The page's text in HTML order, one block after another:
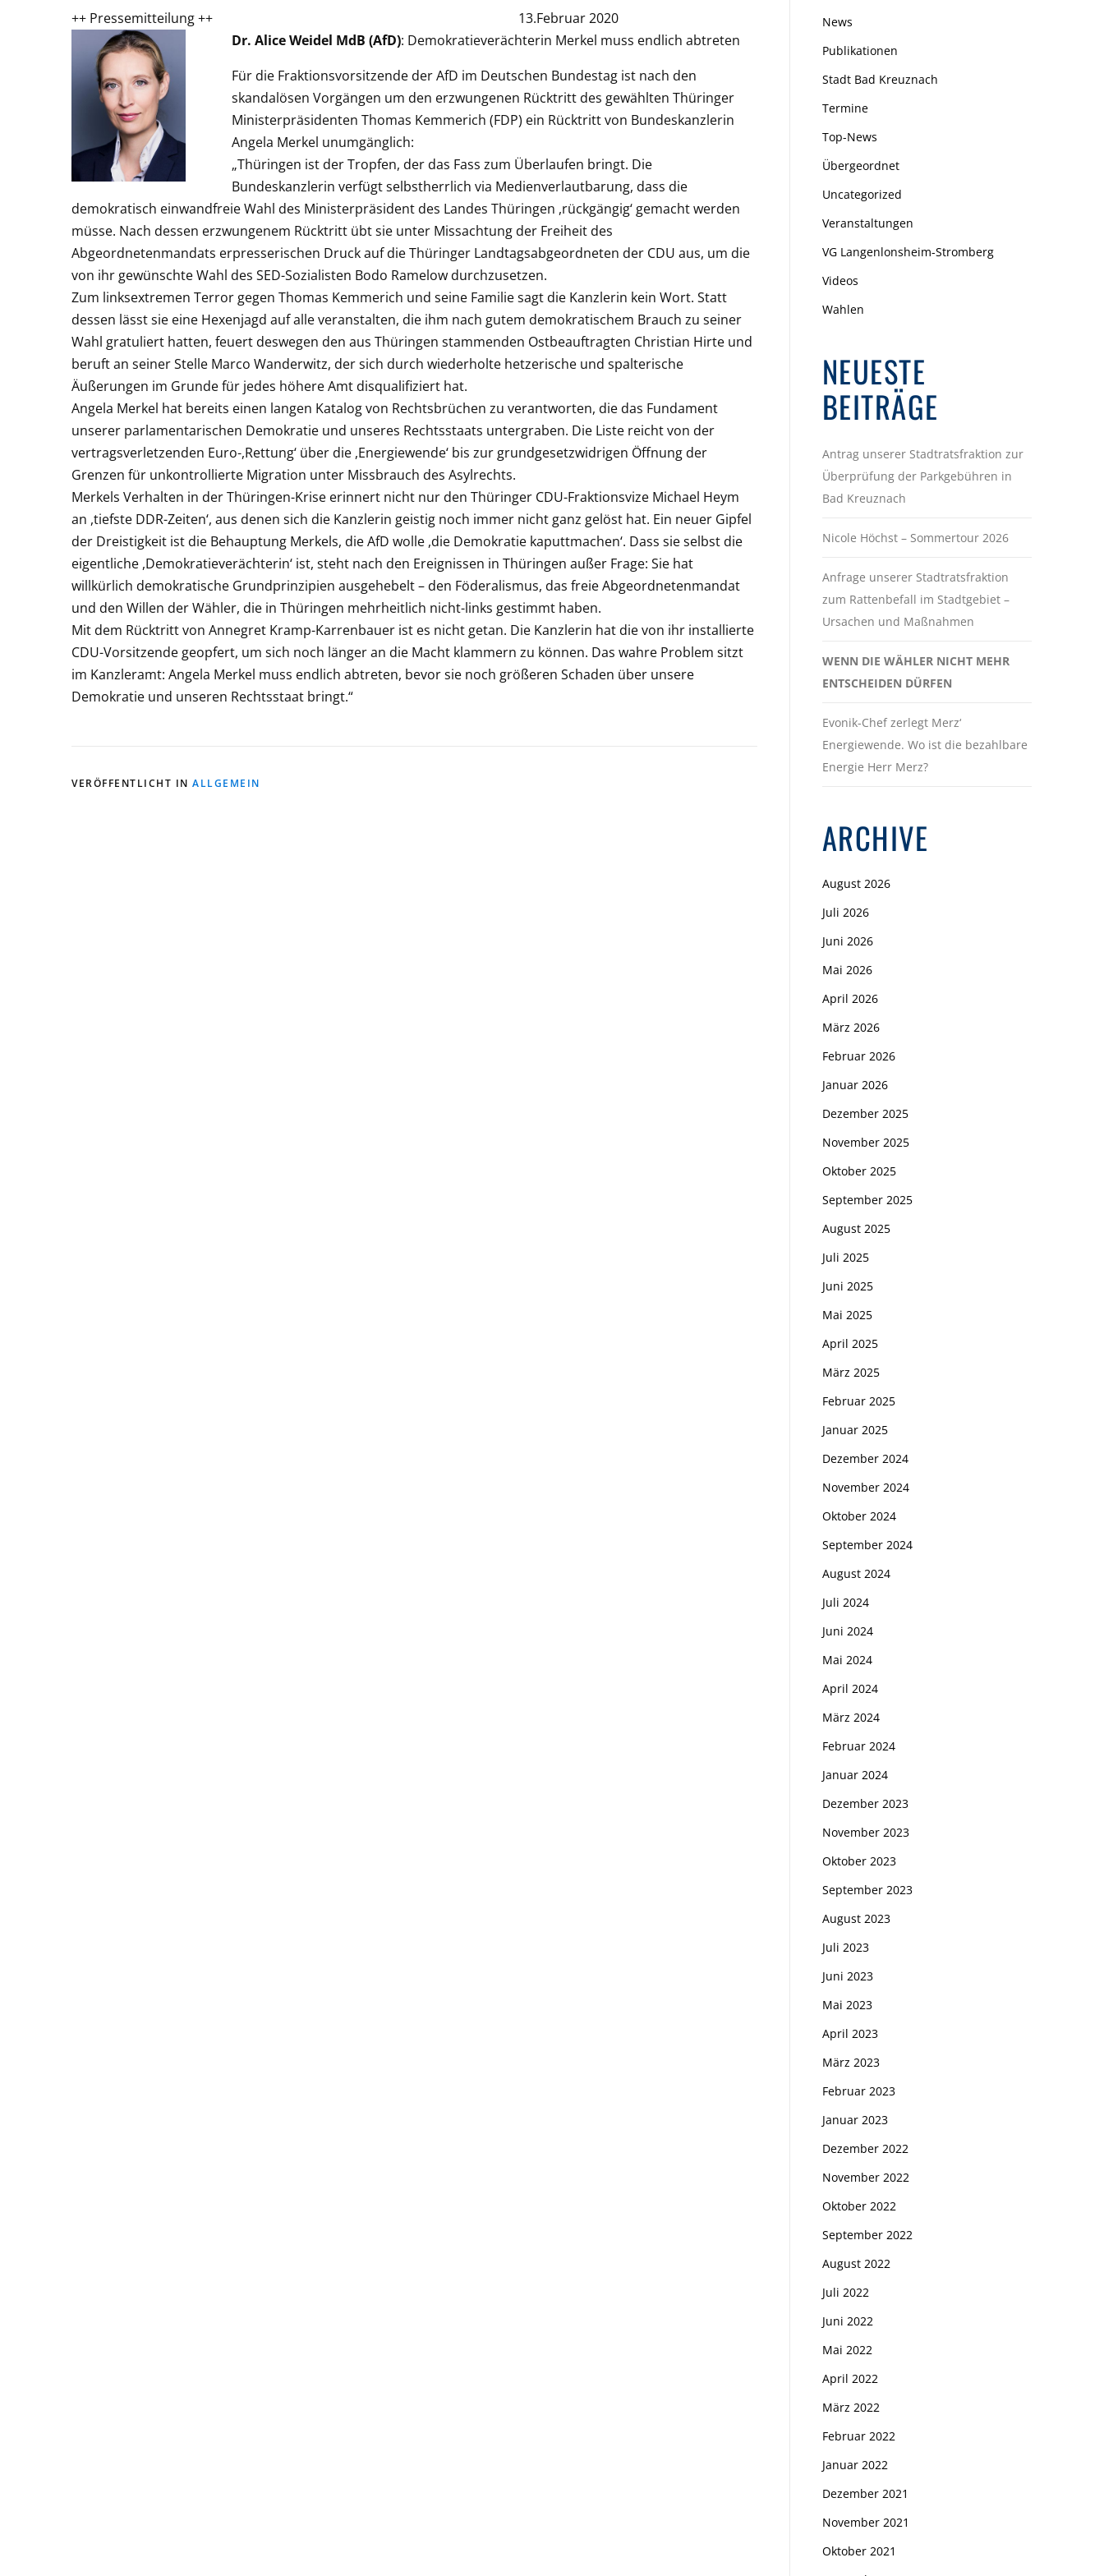
++ Pressemitteilung ++ 13.Februar 2020
Dr. Alice Weidel MdB (AfD): Demokratieverächterin Merkel muss endlich abtreten
Für die Fraktionsvorsitzende der AfD im Deutschen Bundestag ist nach den
skandalösen Vorgängen um den erzwungenen Rücktritt des gewählten Thüringer
Ministerpräsidenten Thomas Kemmerich (FDP) ein Rücktritt von Bundeskanzlerin
Angela Merkel unumgänglich:
„Thüringen ist der Tropfen, der das Fass zum Überlaufen bringt. Die
Bundeskanzlerin verfügt selbstherrlich via Medienverlautbarung, dass die
demokratisch einwandfreie Wahl des Ministerpräsident des Landes Thüringen ,rückgängig‘ gemacht werden
müsse. Nach dessen erzwungenem Rücktritt übt sie unter Missachtung der Freiheit des
Abgeordnetenmandats erpresserischen Druck auf die Thüringer Landtagsabgeordneten der CDU aus, um die
von ihr gewünschte Wahl des SED-Sozialisten Bodo Ramelow durchzusetzen.
Zum linksextremen Terror gegen Thomas Kemmerich und seine Familie sagt die Kanzlerin kein Wort. Statt
dessen lässt sie eine Hexenjagd auf alle veranstalten, die ihm nach gutem demokratischem Brauch zu seiner
Wahl gratuliert hatten, feuert deswegen den aus Thüringen stammenden Ostbeauftragten Christian Hirte und
beruft an seiner Stelle Marco Wanderwitz, der sich durch wiederholte hetzerische und spalterische
Äußerungen im Grunde für jedes höhere Amt disqualifiziert hat.
Angela Merkel hat bereits einen langen Katalog von Rechtsbrüchen zu verantworten, die das Fundament
unserer parlamentarischen Demokratie und unseres Rechtsstaats untergraben. Die Liste reicht von der
vertragsverletzenden Euro-,Rettung‘ über die ,Energiewende‘ bis zur grundgesetzwidrigen Öffnung der
Grenzen für unkontrollierte Migration unter Missbrauch des Asylrechts.
Merkels Verhalten in der Thüringen-Krise erinnert nicht nur den Thüringer CDU-Fraktionsvize Michael Heym
an ,tiefste DDR-Zeiten‘, aus denen sich die Kanzlerin geistig noch immer nicht ganz gelöst hat. Ein neuer Gipfel
der Dreistigkeit ist die Behauptung Merkels, die AfD wolle ,die Demokratie kaputtmachen‘. Dass sie selbst die
eigentliche ,Demokratieverächterin‘ ist, steht nach den Ereignissen in Thüringen außer Frage: Sie hat
willkürlich demokratische Grundprinzipien ausgehebelt – den Föderalismus, das freie Abgeordnetenmandat
und den Willen der Wähler, die in Thüringen mehrheitlich nicht-links gestimmt haben.
Mit dem Rücktritt von Annegret Kramp-Karrenbauer ist es nicht getan. Die Kanzlerin hat die von ihr installierte
CDU-Vorsitzende geopfert, um sich noch länger an die Macht klammern zu können. Das wahre Problem sitzt
im Kanzleramt: Angela Merkel muss endlich abtreten, bevor sie noch größeren Schaden über unsere
Demokratie und unseren Rechtsstaat bringt.“
VERÖFFENTLICHT IN ALLGEMEIN
News
Publikationen
Stadt Bad Kreuznach
Termine
Top-News
Übergeordnet
Uncategorized
Veranstaltungen
VG Langenlonsheim-Stromberg
Videos
Wahlen
NEUESTE
BEITRÄGE
Antrag unserer Stadtratsfraktion zur
Überprüfung der Parkgebühren in
Bad Kreuznach
Nicole Höchst – Sommertour 2026
Anfrage unserer Stadtratsfraktion
zum Rattenbefall im Stadtgebiet –
Ursachen und Maßnahmen
WENN DIE WÄHLER NICHT MEHR
ENTSCHEIDEN DÜRFEN
Evonik-Chef zerlegt Merz‘
Energiewende. Wo ist die bezahlbare
Energie Herr Merz?
ARCHIVE
August 2026
Juli 2026
Juni 2026
Mai 2026
April 2026
März 2026
Februar 2026
Januar 2026
Dezember 2025
November 2025
Oktober 2025
September 2025
August 2025
Juli 2025
Juni 2025
Mai 2025
April 2025
März 2025
Februar 2025
Januar 2025
Dezember 2024
November 2024
Oktober 2024
September 2024
August 2024
Juli 2024
Juni 2024
Mai 2024
April 2024
März 2024
Februar 2024
Januar 2024
Dezember 2023
November 2023
Oktober 2023
September 2023
August 2023
Juli 2023
Juni 2023
Mai 2023
April 2023
März 2023
Februar 2023
Januar 2023
Dezember 2022
November 2022
Oktober 2022
September 2022
August 2022
Juli 2022
Juni 2022
Mai 2022
April 2022
März 2022
Februar 2022
Januar 2022
Dezember 2021
November 2021
Oktober 2021